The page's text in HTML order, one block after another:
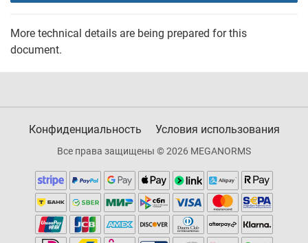
More technical details are being prepared for this
document.
Конфиденциальность Условия использования
Все права защищены © 2026 MEGANORMS